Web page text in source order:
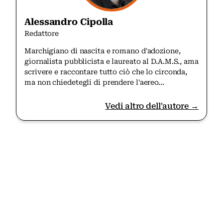
Alessandro Cipolla
Redattore
Marchigiano di nascita e romano d'adozione,
giornalista pubblicista e laureato al D.A.M.S., ama
scrivere e raccontare tutto ciò che lo circonda,
ma non chiedetegli di prendere l'aereo...
Vedi altro dell'autore →